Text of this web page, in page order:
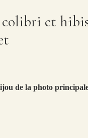
colibri et
de la photo